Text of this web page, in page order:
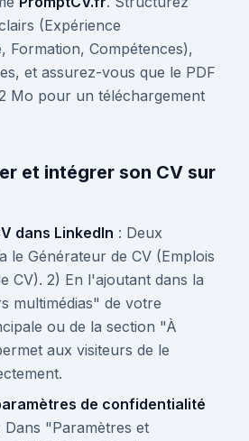
(Expérience
Formation, Compétences),
et assurez-vous que le PDF
Mo pour un téléchargement
et intégrer son CV sur
dans LinkedIn : Deux
le Générateur de CV (Emplois
CV). 2) En l'ajoutant dans la
multimédias" de votre
ou de la section "À
aux visiteurs de le
de confidentialité
Dans "Paramètres et